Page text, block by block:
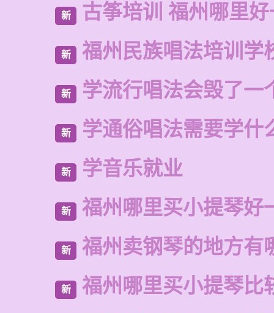
新 古筝培训 福州哪里
新 福州民族唱法培训学
新 学流行唱法会毁了一
新 学通俗唱法需要学什
新 学音乐就业
新 福州哪里买小提琴好
新 福州卖钢琴的地方有
新 福州哪里买小提琴比